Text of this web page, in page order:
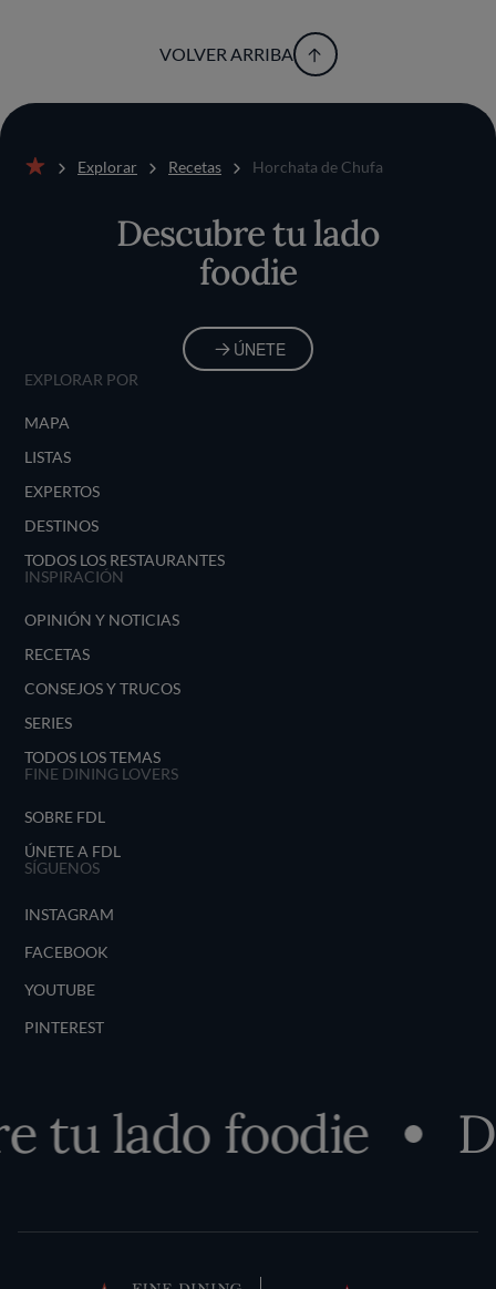
VOLVER ARRIBA
Explorar Recetas Horchata de Chufa
Descubre tu lado
foodie
ÚNETE
EXPLORAR POR
MAPA
LISTAS
EXPERTOS
DESTINOS
TODOS LOS RESTAURANTES
INSPIRACIÓN
OPINIÓN Y NOTICIAS
RECETAS
CONSEJOS Y TRUCOS
SERIES
TODOS LOS TEMAS
FINE DINING LOVERS
SOBRE FDL
ÚNETE A FDL
SÍGUENOS
INSTAGRAM
FACEBOOK
YOUTUBE
PINTEREST
tu lado foodie